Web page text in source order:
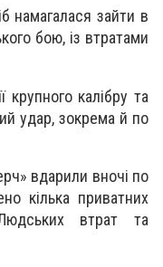
намагалася зайти в
бою, із втратами
крупного калібру та
удар, зокрема й по
вдарили вночі по
кілька приватних
втрат та